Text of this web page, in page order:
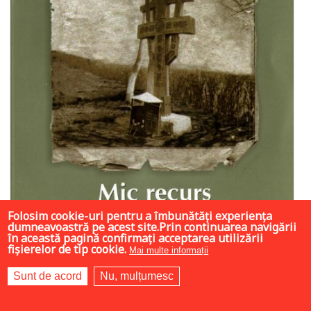
Folosim cookie-uri pentru a îmbunătăți experiența
dumneavoastră pe acest site.Prin continuarea navigării
în această pagină confirmați acceptarea utilizării
fișierelor de tip cookie. Mai multe informații
Sunt de acord Nu, mulțumesc